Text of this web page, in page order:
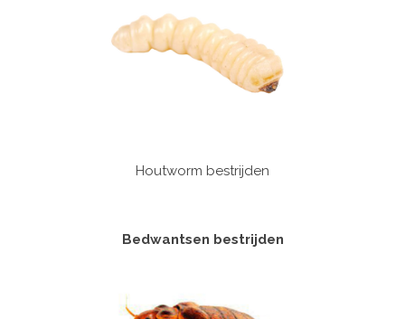
Houtworm bestrijden
Bedwantsen bestrijden